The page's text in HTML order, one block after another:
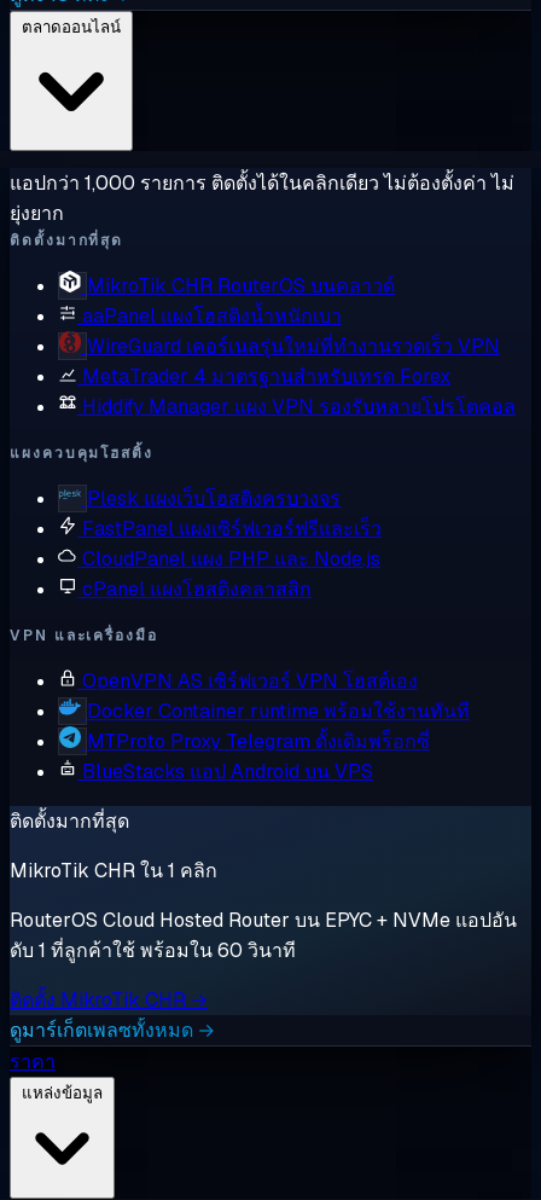
แอปกว่า 1,000 รายการ ติดตั้งได้ในคลิกเดียว ไม่ต้องตั้งค่า ไม่
ยุ่งยาก
ติดตั้งมากที่สุด
MikroTik CHR RouterOS บนคลาวด์
aaPanel แผงโฮสติงน้ำหนักเบา
WireGuard เคอร์เนลรุ่นใหม่ที่ทำงานรวดเร็ว VPN
MetaTrader 4 มาตรฐานสำหรับเทรด Forex
Hiddify Manager แผง VPN รองรับหลายโปรโตคอล
แผงควบคุมโฮสติ้ง
Plesk แผงเว็บโฮสติงครบวงจร
FastPanel แผงเซิร์ฟเวอร์ฟรีและเร็ว
CloudPanel แผง PHP และ Node.js
cPanel แผงโฮสติงคลาสสิก
VPN และเครื่องมือ
OpenVPN AS เซิร์ฟเวอร์ VPN โฮสต์เอง
Docker Container runtime พร้อมใช้งานทันที
MTProto Proxy Telegram ดั้งเดิมพร็อกซี่
BlueStacks แอป Android บน VPS
ติดตั้งมากที่สุด
MikroTik CHR ใน 1 คลิก
RouterOS Cloud Hosted Router บน EPYC + NVMe แอปอัน
ดับ 1 ที่ลูกค้าใช้ พร้อมใน 60 วินาที
ติดตั้ง MikroTik CHR →
ดูมาร์เก็ตเพลซทั้งหมด →
ราคา